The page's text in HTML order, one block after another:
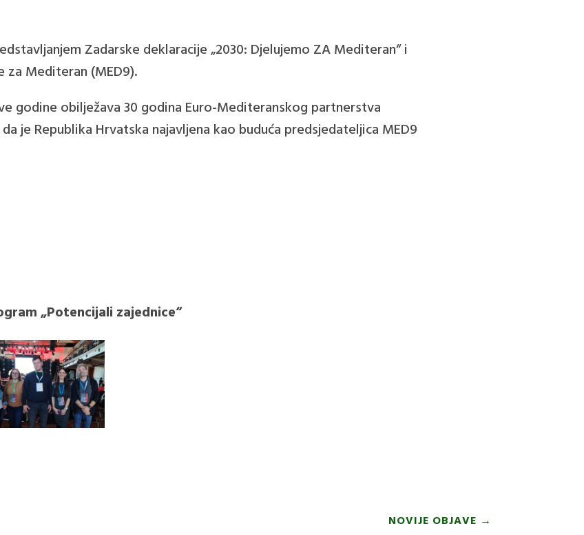
Zadarske deklaracije „2030: Djelujemo ZA Mediteran“ i
za Mediteran (MED9).
godine obilježava 30 godina Euro-Mediteranskog partnerstva
je Republika Hrvatska najavljena kao buduća predsjedateljica MED9
„Potencijali zajednice“
NOVIJE OBJAVE →